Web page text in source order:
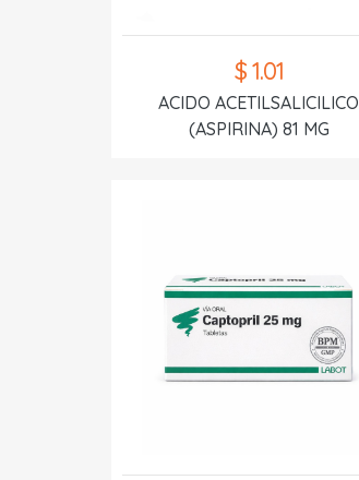
$ 1.01
ACIDO ACETILSALICILICO
(ASPIRINA) 81 MG